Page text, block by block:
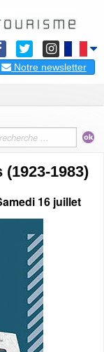
Notre newsletter
1983)
16 juillet